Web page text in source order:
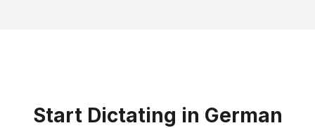
Start Dictating in German